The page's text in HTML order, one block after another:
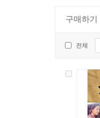
구매하기
전체